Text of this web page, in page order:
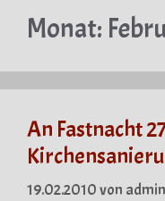
Monat:
An Fastnacht
19.02.2010von admin